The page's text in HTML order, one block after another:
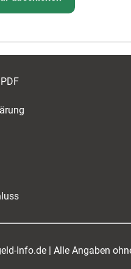
Info.de | Alle Angaben